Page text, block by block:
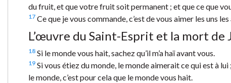
du fruit, et que votre fruit soit permanent ; et que ce que
17 Ce que je vous commande, c’est de vous aimer les uns
L’œuvre du Saint-Esprit et la mort de
18 Si le monde vous hait, sachez qu’il m’a haï avant vous.
19 Si vous étiez du monde, le monde aimerait ce qui est à
le monde, c’est pour cela que le monde vous hait.